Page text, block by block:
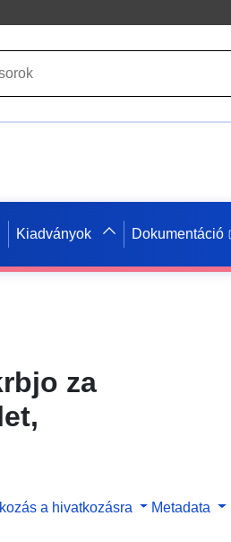
Kiadványok Dokumentáció
za
a hivatkozásra Metadata